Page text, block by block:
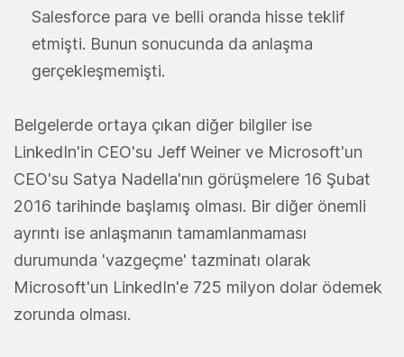
Salesforce para ve belli oranda hisse teklif
etmişti. Bunun sonucunda da anlaşma
gerçekleşmemişti.
Belgelerde ortaya çıkan diğer bilgiler ise
LinkedIn'in CEO'su Jeff Weiner ve Microsoft'un
CEO'su Satya Nadella'nın görüşmelere 16 Şubat
2016 tarihinde başlamış olması. Bir diğer önemli
ayrıntı ise anlaşmanın tamamlanmaması
durumunda 'vazgeçme' tazminatı olarak
Microsoft'un LinkedIn'e 725 milyon dolar ödemek
zorunda olması.